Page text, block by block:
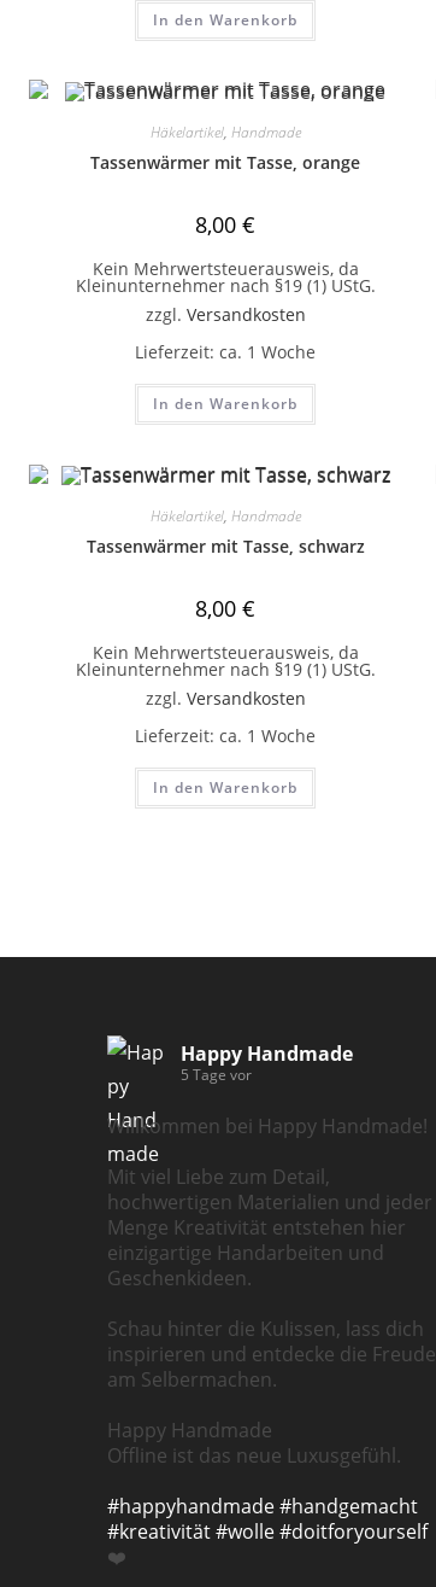
In den Warenkorb
Häkelartikel, Handmade
Tassenwärmer mit Tasse, orange
8,00€
Kein Mehrwertsteuerausweis, da
Kleinunternehmer nach §19 (1) UStG.
zzgl. Versandkosten
Lieferzeit:ca. 1 Woche
In den Warenkorb
Häkelartikel, Handmade
Tassenwärmer mit Tasse, schwarz
8,00€
Kein Mehrwertsteuerausweis, da
Kleinunternehmer nach §19 (1) UStG.
zzgl. Versandkosten
Lieferzeit:ca. 1 Woche
In den Warenkorb
Happy Handmade
5 Tage vor
Willkommen bei Happy Handmade!
Mit viel Liebe zum Detail,
hochwertigen Materialien und jeder
Menge Kreativität entstehen hier
einzigartige Handarbeiten und
Geschenkideen.
Schau hinter die Kulissen, lass dich
inspirieren und entdecke die Freude
am Selbermachen.
Happy Handmade
Offline ist das neue Luxusgefühl.
#happyhandmade#handgemacht
#kreativität#wolle#doitforyourself
❤️